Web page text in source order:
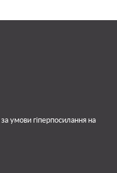
за умови гіперпосилання на